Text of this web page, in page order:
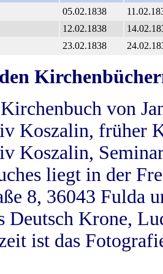
05.02.1838
12.02.1838
23.02.1838
von
Koszalin, früher
Koszalin,
liegt in der
8, 36043 Fulda
Deutsch Krone,
ist das